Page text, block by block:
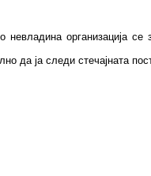
невладина организација
да ја следи стечајната